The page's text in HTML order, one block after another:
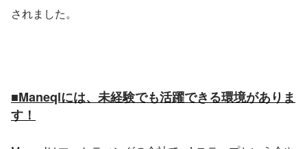
されました。
■Maneqlには、未経験でも活躍できる環境がありま
す！